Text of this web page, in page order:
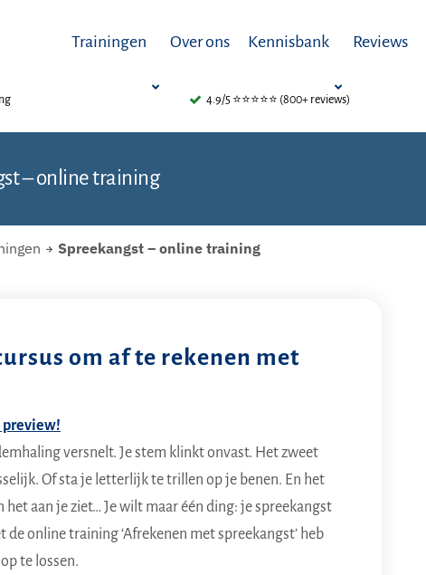
Trainingen Over ons Kennisbank Reviews
4.9/5 ⭐⭐⭐⭐⭐ (800+ reviews)
– online training
Spreekangst – online training
om af te rekenen met
preview!
versnelt. Je stem klinkt onvast. Het zweet
Of sta je letterlijk te trillen op je benen. En het
aan je ziet… Je wilt maar één ding: je spreekangst
online training ‘Afrekenen met spreekangst’ heb
te lossen.